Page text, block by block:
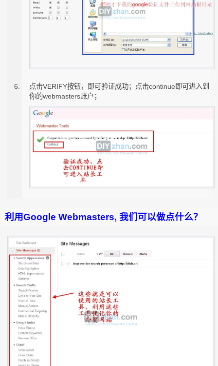
点击VERIFY按钮，即可验证成功；点击continue即可进入到
你的webmasters账户；
利用Google Webmasters, 我们可以做点什么？